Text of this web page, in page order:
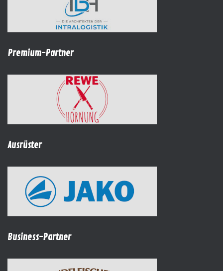
Premium-Partner
Ausrüster
Business-Partner